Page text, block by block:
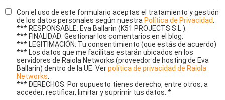
Con el uso de este formulario aceptas el tratamiento y gestión
de los datos personales según nuestra Política de Privacidad
*** RESPONSABLE: Eva Ballarin (K51 PROJECTS S.L.).
*** FINALIDAD: Gestionar los comentarios en el blog.
*** LEGITIMACIÓN: Tu consentimiento (que estás de acuerdo)
*** Los datos que me facilitas estarán ubicados en los
servidores de Raiola Networks (proveedor de hosting de Eva
Ballarin) dentro de la UE. Verpolítica de privacidad de Raiola
Networks
*** DERECHOS: Por supuesto tienes derecho, entre otros, a
acceder, rectificar, limitar y suprimir tus datos. *